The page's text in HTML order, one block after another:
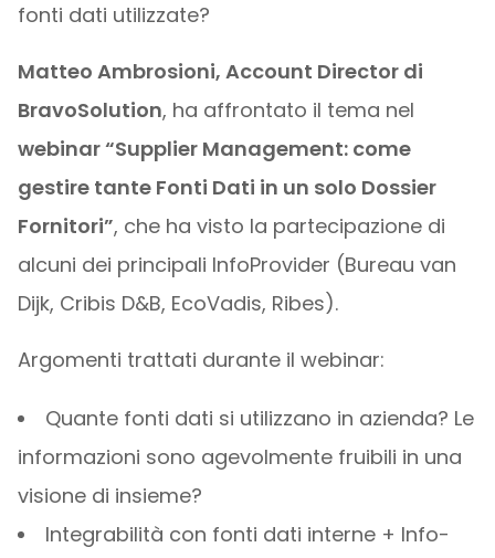
fonti dati utilizzate?
Matteo Ambrosioni, Account Director di
BravoSolution, ha affrontato il tema nel
webinar “Supplier Management: come
gestire tante Fonti Dati in un solo Dossier
Fornitori”, che ha visto la partecipazione di
alcuni dei principali InfoProvider (Bureau van
Dijk, Cribis D&B, EcoVadis, Ribes).
Argomenti trattati durante il webinar:
Quante fonti dati si utilizzano in azienda? Le
informazioni sono agevolmente fruibili in una
visione di insieme?
Integrabilità con fonti dati interne + Info-